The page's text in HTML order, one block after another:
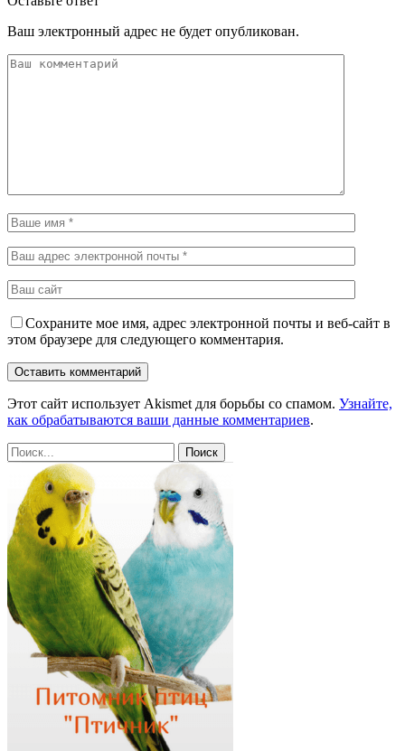
Ваш электронный адрес не будет опубликован.
Сохраните мое имя, адрес электронной почты и веб-сайт в
этом браузере для следующего комментария.
Этот сайт использует Akismet для борьбы со спамом. Узнайте,
как обрабатываются ваши данные комментариев.